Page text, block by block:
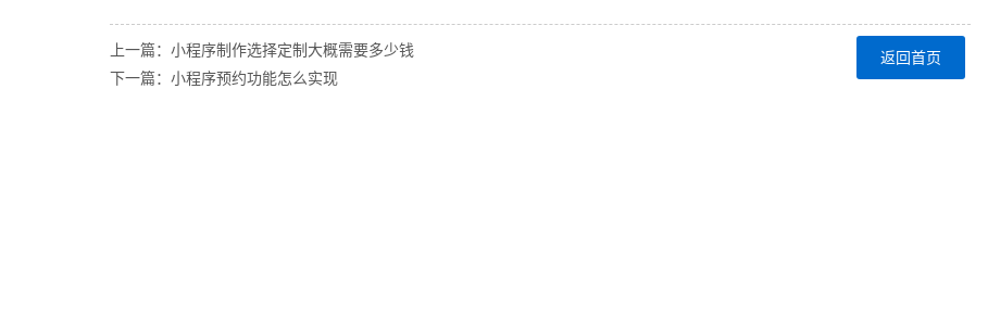
返回首页
上一篇：小程序制作选择定制大概需要多少钱
下一篇：小程序预约功能怎么实现